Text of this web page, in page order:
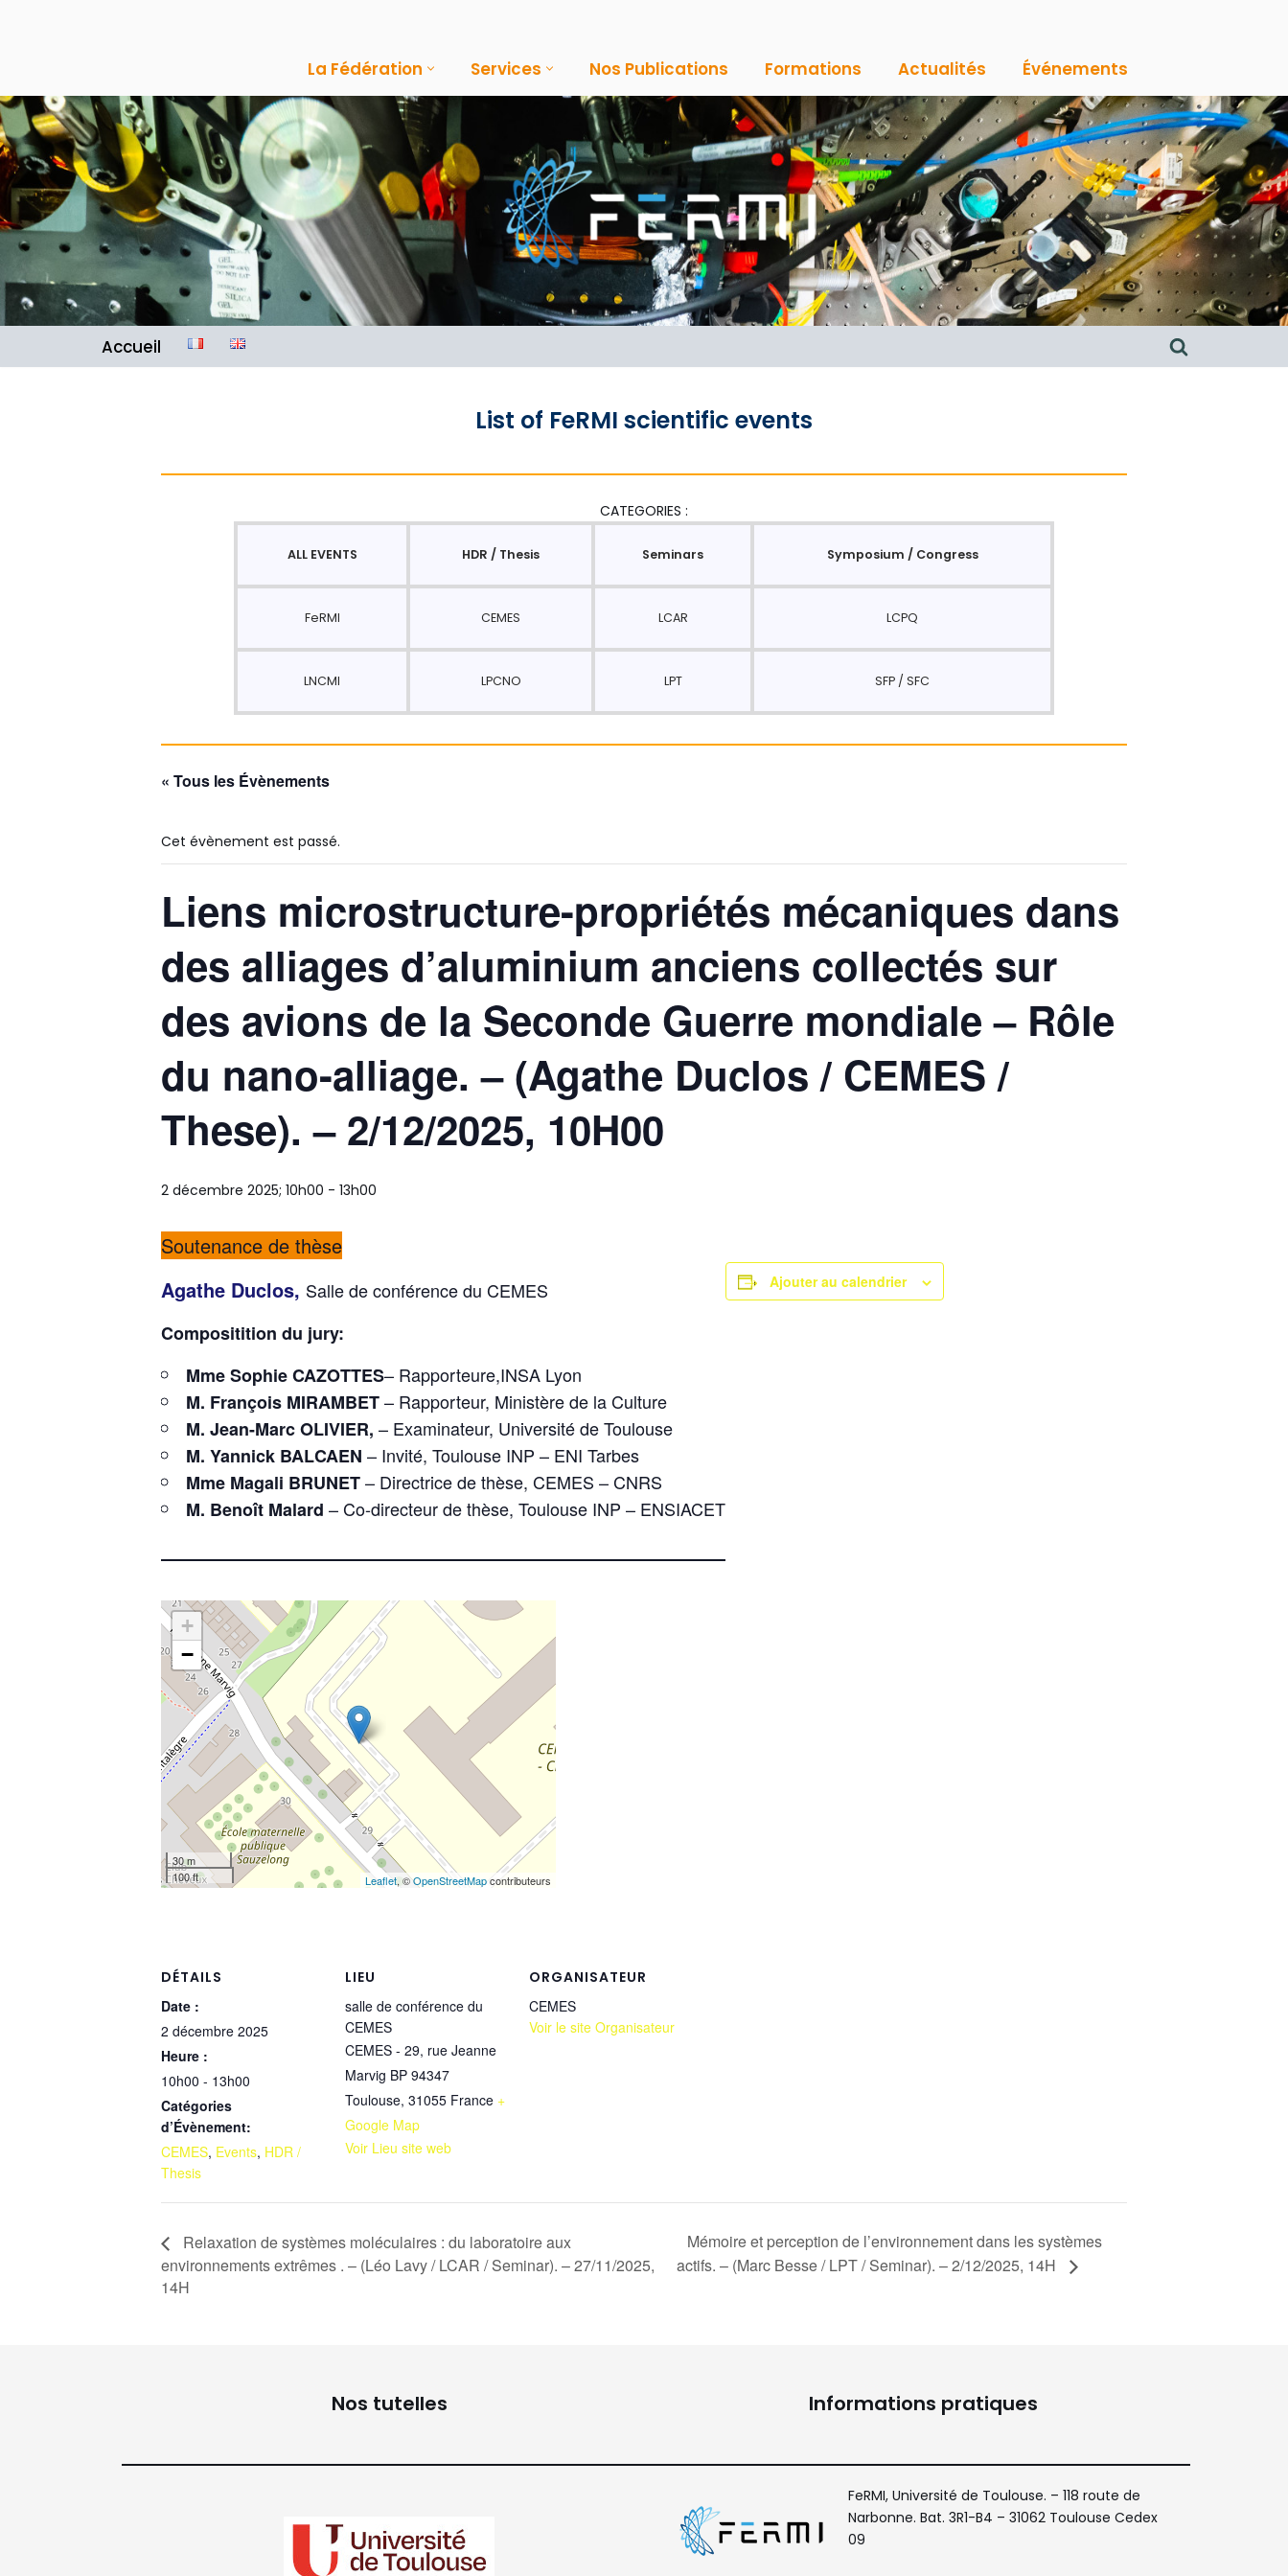
contenu
La Fédération Services Nos Publications Formations Actualités Événements
Accueil
List of FeRMI scientific events
CATEGORIES :
ALL EVENTS HDR / Thesis Seminars Symposium / Congress
FeRMI CEMES LCAR LCPQ
LNCMI LPCNO LPT SFP / SFC
« Tous les Évènements
Cet évènement est passé.
Liens microstructure-propriétés mécaniques dans
des alliages d’aluminium anciens collectés sur
des avions de la Seconde Guerre mondiale – Rôle
du nano-alliage. – (Agathe Duclos / CEMES /
These). – 2/12/2025, 10H00
2 décembre 2025; 10h00 - 13h00
Soutenance de thèse
Agathe Duclos, Salle de conférence du CEMES
Compositition du jury:
Mme Sophie CAZOTTES– Rapporteure,INSA Lyon
M. François MIRAMBET– Rapporteur, Ministère de la Culture
M. Jean-Marc OLIVIER, – Examinateur, Université de Toulouse
M. Yannick BALCAEN – Invité, Toulouse INP – ENI Tarbes
Mme Magali BRUNET– Directrice de thèse, CEMES – CNRS
M. Benoît Malard – Co-directeur de thèse, Toulouse INP – ENSIACET
+
−
30 m
100 ft
Leaflet, ©OpenStreetMapcontributeurs
Ajouter au calendrier
DÉTAILS
Date :
2 décembre 2025
Heure :
10h00 - 13h00
Catégories
d’Évènement:
CEMES, Events, HDR /
Thesis
LIEU
salle de conférence du
CEMES
CEMES - 29, rue Jeanne
Marvig BP 94347
Toulouse, 31055 France +
Google Map
Voir Lieu site web
ORGANISATEUR
CEMES
Voir le site Organisateur
Relaxation de systèmes moléculaires : du laboratoire aux
environnements extrêmes . – (Léo Lavy / LCAR / Seminar). – 27/11/2025,
14H
Mémoire et perception de l’environnement dans les systèmes
actifs. – (Marc Besse / LPT / Seminar). – 2/12/2025, 14H
Nos tutelles Informations pratiques
FeRMI, Université de Toulouse. – 118 route de
Narbonne. Bat. 3R1-B4 – 31062 Toulouse Cedex
09